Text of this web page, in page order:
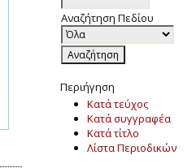
Αναζήτηση Πεδίου
Περιήγηση
Κατά τεύχος
Κατά συγγραφέα
Κατά τίτλο
Λίστα Περιοδικών